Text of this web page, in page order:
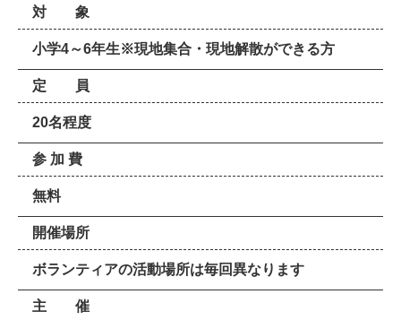
対 象
小学4～6年生※現地集合・現地解散ができる方
定 員
20名程度
参 加 費
無料
開催場所
ボランティアの活動場所は毎回異なります
主 催